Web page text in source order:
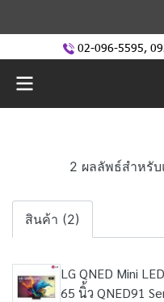
02-096-5595,
2 ผลลัพธ์สำหรับ
สินค้า (2)
LG QNED Mini
65 นิ้ว QNED91